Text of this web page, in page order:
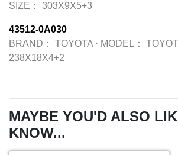
SIZE：
303X9X5+3
43512-0A030
BRAND：
TOYOTA · MODEL：
238X18X4+2
MAYBE YOU'D ALSO
KNOW...